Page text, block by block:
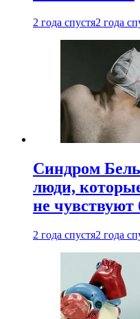
2 года спустя2 года
Синдром
люди,
не чувствуют
2 года спустя2 года